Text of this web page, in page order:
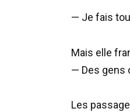
— Je fais
Mais elle
— Des gens
Les